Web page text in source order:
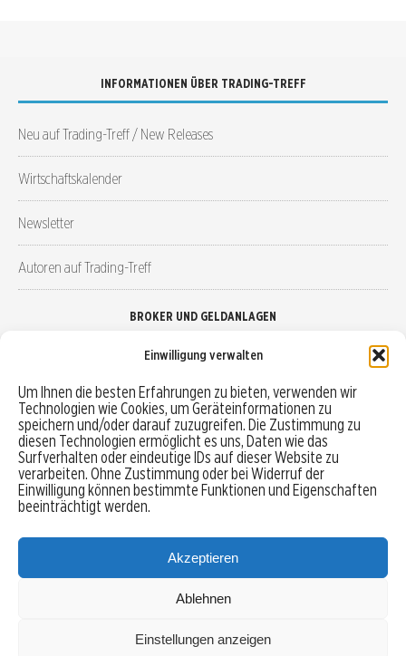
Einwilligung verwalten
Um Ihnen die besten Erfahrungen zu bieten, verwenden wir
Technologien wie Cookies, um Geräteinformationen zu
speichern und/oder darauf zuzugreifen. Die Zustimmung zu
diesen Technologien ermöglicht es uns, Daten wie das
Surfverhalten oder eindeutige IDs auf dieser Website zu
verarbeiten. Ohne Zustimmung oder bei Widerruf der
Einwilligung können bestimmte Funktionen und Eigenschaften
beeinträchtigt werden.
Akzeptieren
Ablehnen
Einstellungen anzeigen
INFORMATIONEN ÜBER TRADING-TREFF
Neu auf Trading-Treff / New Releases
Wirtschaftskalender
Newsletter
Autoren auf Trading-Treff
BROKER UND GELDANLAGEN
Robo-Advisor vergleichen
Depotvergleich
Festgeld vergleichen
Tagesgeld vergleichen